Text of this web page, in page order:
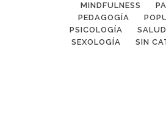
MINDFULNESS
PEDAGOGÍA
PSICOLOGÍA
SEXOLOGÍA
SIN